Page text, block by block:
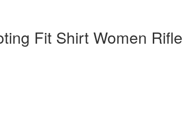
Fit Shirt Women Rifle